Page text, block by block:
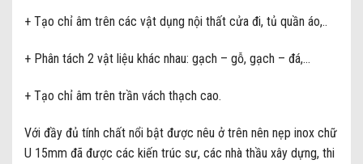
+ Tạo chỉ âm trên các vật dụng nội thất cửa đi, tủ quần áo,..
+ Phân tách 2 vật liệu khác nhau: gạch – gỗ, gạch – đá,…
+ Tạo chỉ âm trên trần vách thạch cao.
Với đầy đủ tính chất nổi bật được nêu ở trên nên nẹp inox chữ
U 15mm đã được các kiến trúc sư, các nhà thầu xây dựng, thi